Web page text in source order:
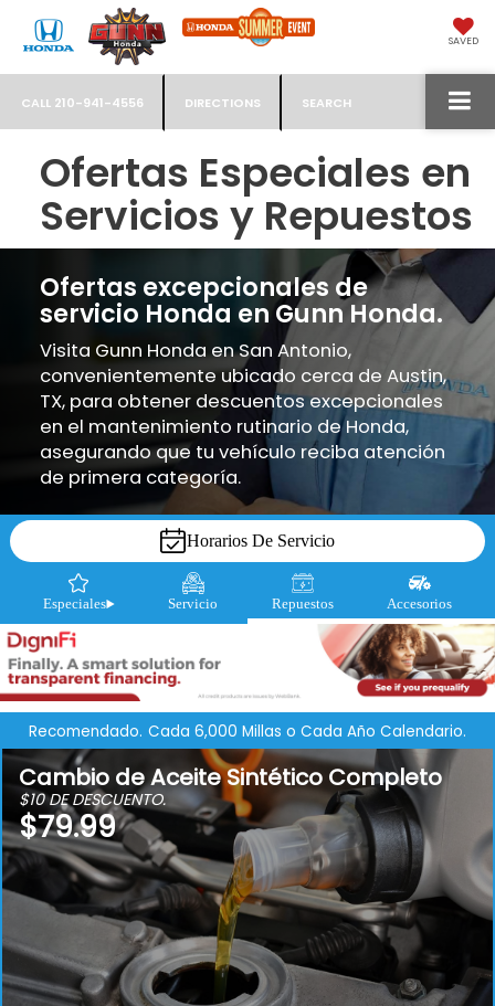
SAVED
CALL 210-941-4556 DIRECTIONS SEARCH
Ofertas Especiales en
Servicios y Repuestos
Ofertas excepcionales de
servicio Honda en Gunn Honda.
Visita Gunn Honda en San Antonio,
convenientemente ubicado cerca de Austin,
TX, para obtener descuentos excepcionales
en el mantenimiento rutinario de Honda,
asegurando que tu vehículo reciba atención
de primera categoría.
Horarios De Servicio
Especiales Servicio Repuestos Accesorios
Recomendado. Cada 6,000 Millas o Cada Año Calendario.
Cambio de Aceite Sintético Completo
$10 DE DESCUENTO.
$79.99